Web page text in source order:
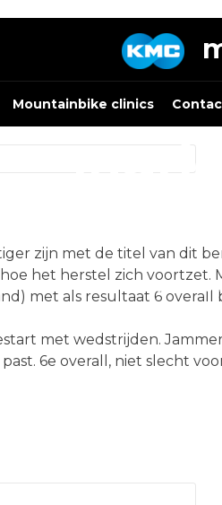
Mountainbike clinics
Posted on
zijn met de titel van dit
het herstel zich voortzet.
met als resultaat 6
met wedstrijden.
6e overall, niet slecht